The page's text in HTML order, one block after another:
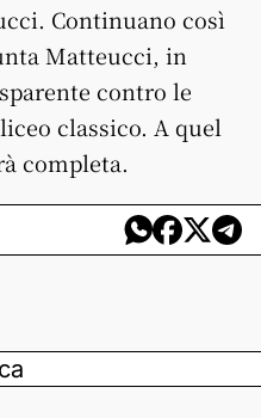
Continuano così
Matteucci, in
contro le
classico. A quel
completa.